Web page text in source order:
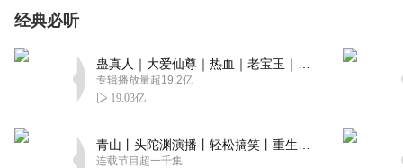
经典必听
专辑播放量超19.2亿
19.03亿
连载节目超一千集